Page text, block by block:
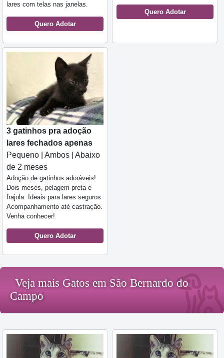
lares com telas nas janelas.
Quero Adotar
Quero Adotar
3 gatinhos pra adoção
lares fechados apenas
Pequeno | Ambos | Abaixo
de 2 meses
Adoção de gatinhos adoráveis!
Dois meses, pelagem preta e
frajola. Ideais para lares seguros.
Acompanhamento até castração.
Venha conhecer!
Quero Adotar
Veja mais Gatos em São Bernardo do
Campo